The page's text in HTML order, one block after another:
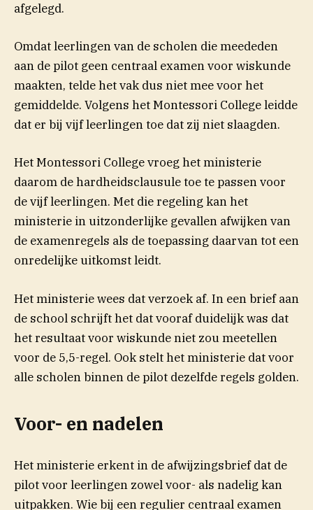
afgelegd.
Omdat leerlingen van de scholen die meededen
aan de pilot geen centraal examen voor wiskunde
maakten, telde het vak dus niet mee voor het
gemiddelde. Volgens het Montessori College leidde
dat er bij vijf leerlingen toe dat zij niet slaagden.
Het Montessori College vroeg het ministerie
daarom de hardheidsclausule toe te passen voor
de vijf leerlingen. Met die regeling kan het
ministerie in uitzonderlijke gevallen afwijken van
de examenregels als de toepassing daarvan tot een
onredelijke uitkomst leidt.
Het ministerie wees dat verzoek af. In een brief aan
de school schrijft het dat vooraf duidelijk was dat
het resultaat voor wiskunde niet zou meetellen
voor de 5,5-regel. Ook stelt het ministerie dat voor
alle scholen binnen de pilot dezelfde regels golden.
Voor- en nadelen
Het ministerie erkent in de afwijzingsbrief dat de
pilot voor leerlingen zowel voor- als nadelig kan
uitpakken. Wie bij een regulier centraal examen